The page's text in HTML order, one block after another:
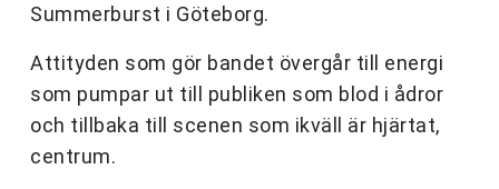
Summerburst i Göteborg.
Attityden som gör bandet övergår till energi
som pumpar ut till publiken som blod i ådror
och tillbaka till scenen som ikväll är hjärtat,
centrum.